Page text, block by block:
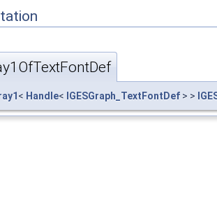
< Handle< IGESGraph_TextFontDef > >